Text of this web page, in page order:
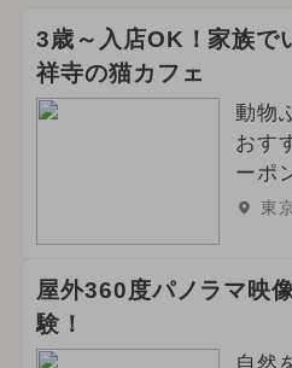
3歳～入店OK！家族で
祥寺の猫カフェ
動物
おす
ーポ
東
屋外360度パノラマ映
験！
自然